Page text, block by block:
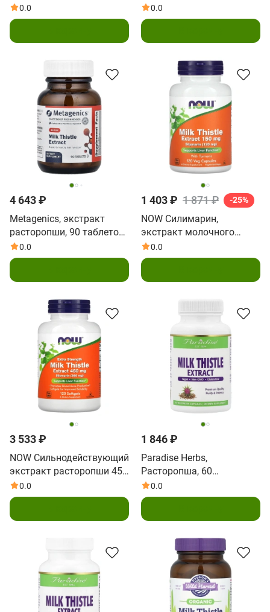
капсулу)
0.0
капсулу)
0.0
4 643 ₽
Metagenics, экстракт
расторопши, 90 таблеток
(112 мг в 1 таблетке)
0.0
1 403 ₽ 1 871 ₽ -25%
NOW Силимарин,
экстракт молочного
чертополоха, 150 мг, 120
капсул
0.0
3 533 ₽
NOW Cильнодействующий
экстракт расторопши 450
mg "Silymarin" 360 mg, 120
мягких желатиновых
0.0
1 846 ₽
Paradise Herbs,
Расторопша, 60
растительных капсул
0.0